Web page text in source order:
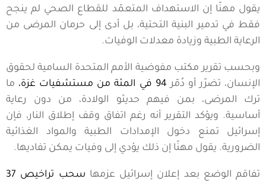
يقول مهنّا إن الاستهداف المتعمّد للقطاع الصحي لم ينجح
فقط في تدمير البنية التحتية، بل أدى إلى حرمان المرضى من
الرعاية الطبية وزيادة معدلات الوفيات.
وبحسب تقرير مكتب مفوضية الأمم المتحدة السامية لحقوق
الإنسان، تضرّر أو دُمّر94 في المئة من مستشفيات غزة،
ما
ترك المرضى، بمن فيهم حديثو الولادة، من دون رعاية
أساسية. ويؤكد التقرير أنه رغم اتفاق وقف إطلاق النار، فإن
إسرائيل تمنع دخول الإمدادات الطبية والمواد الغذائية
الضرورية. يقول مهنّا إن ذلك يؤدي إلى وفيات يمكن تفاديها.
تفاقم الوضع بعد إعلان إسرائيل عزمها
سحب تراخيص 37